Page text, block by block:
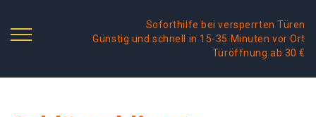
Soforthilfe bei versperrten Türen
Günstig und schnell in 15-35 Minuten vor Ort
Türöffnung ab 30 €